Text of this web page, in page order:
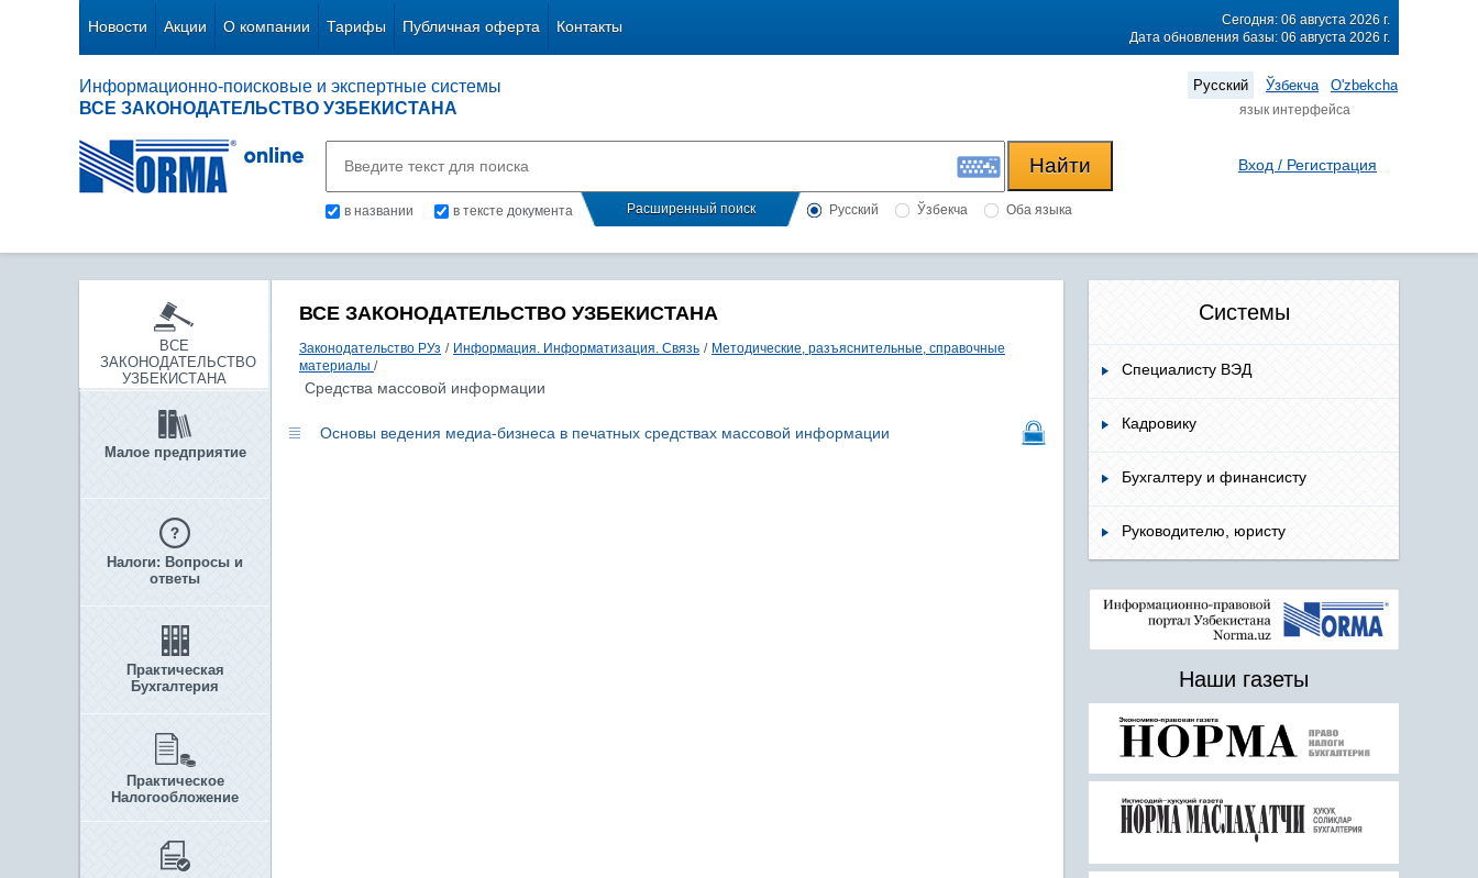
Новости Акции О компании Тарифы Публичная оферта Контакты
Сегодня: 06 августа 2026 г.
Дата обновления базы: 06 августа 2026 г.
Информационно-поисковые и экспертные системы
ВСЕ ЗАКОНОДАТЕЛЬСТВО УЗБЕКИСТАНА
Русский Ўзбекча O'zbekcha
язык интерфейса
в названии в тексте документа Расширенный поиск Русский Ўзбекча Оба языка
Вход / Регистрация
ВСЕ
ЗАКОНОДАТЕЛЬСТВО
УЗБЕКИСТАНА
Малое предприятие
Налоги: Вопросы и
ответы
Практическая
Бухгалтерия
Практическое
Налогообложение
ВСЕ ЗАКОНОДАТЕЛЬСТВО УЗБЕКИСТАНА
Законодательство РУз / Информация. Информатизация. Связь / Методические, разъяснительные, справочные
материалы /
Средства массовой информации
Основы ведения медиа-бизнеса в печатных средствах массовой информации
Системы
Специалисту ВЭД
Кадровику
Бухгалтеру и финансисту
Руководителю, юристу
Наши газеты